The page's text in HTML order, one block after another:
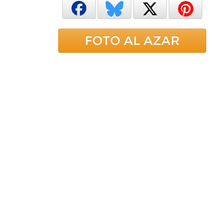
FOTO AL AZAR